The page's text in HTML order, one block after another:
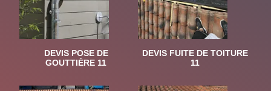
DEVIS POSE DE
GOUTTIÈRE 11
DEVIS FUITE DE TOITURE
11